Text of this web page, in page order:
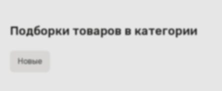
Подборки товаров в категории
Новые